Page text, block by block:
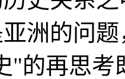
洲的问
"的再思考